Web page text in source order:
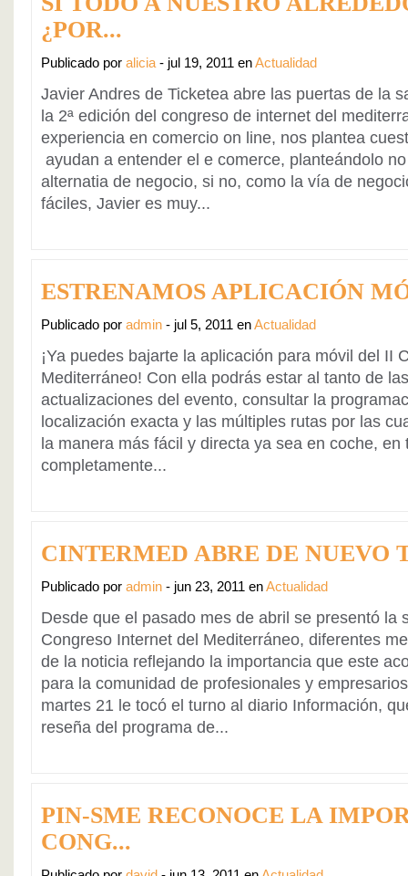
¿POR...
Publicado por alicia - jul 19, 2011 enActualidad
Javier Andres de Ticketea abre las puertas de la
la 2ª edición del congreso de internet del
experiencia en comercio on line, nos plantea
ayudan a entender el e comerce, planteándolo
alternatia de negocio, si no, como la vía de
fáciles, Javier es muy...
ESTRENAMOS APLICACIÓN
Publicado por admin - jul 5, 2011 enActualidad
¡Ya puedes bajarte la aplicación para móvil del II
Mediterráneo! Con ella podrás estar al tanto de
actualizaciones del evento, consultar la
localización exacta y las múltiples rutas por las
la manera más fácil y directa ya sea en coche,
completamente...
CINTERMED ABRE DE NUEVO
Publicado por admin - jun 23, 2011 enActualidad
Desde que el pasado mes de abril se presentó la
Congreso Internet del Mediterráneo, diferentes
de la noticia reflejando la importancia que este
para la comunidad de profesionales y
martes 21 le tocó el turno al diario Información,
reseña del programa de...
PIN-SME RECONOCE LA
CONG...